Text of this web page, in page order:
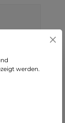
im
werden.